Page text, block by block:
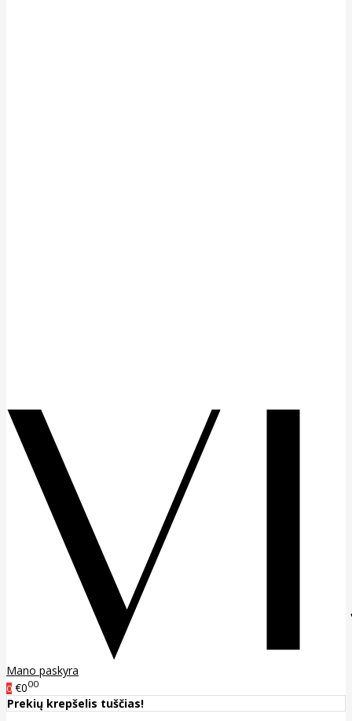
Mano paskyra
0 €000
Prekių krepšelis tuščias!